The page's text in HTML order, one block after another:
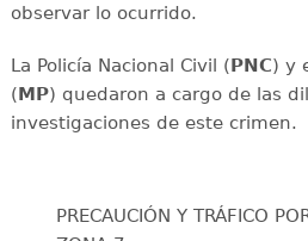
observar lo ocurrido.
La Policía Nacional Civil (PNC) y
(MP) quedaron a cargo de las
investigaciones de este crimen.
PRECAUCIÓN Y TRÁFICO